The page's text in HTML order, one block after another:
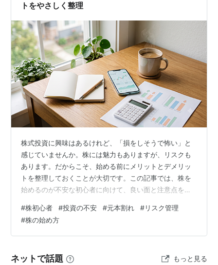
トをやさしく整理
株式投資に興味はあるけれど、「損をしそうで怖い」と
感じていませんか。株には魅力もありますが、リスクも
あります。だからこそ、始める前にメリットとデメリッ
トを整理しておくことが大切です。この記事では、株を
始めるのが不安な初心者に向けて、良い面と注意点をや
と 株式投資はお金に関わることなので、不安になるのは
自然です。特に初心者の場合、「どの株を買えばいいの
か」「損をしたらどうしよう」と考えてしまうこともあ
な投資を避けやすくなります。 株のメリットは利益の可
#株初心者 #投資の不安 #元本割れ #リスク管理
#株の始め方
ネットで話題 もっと見る